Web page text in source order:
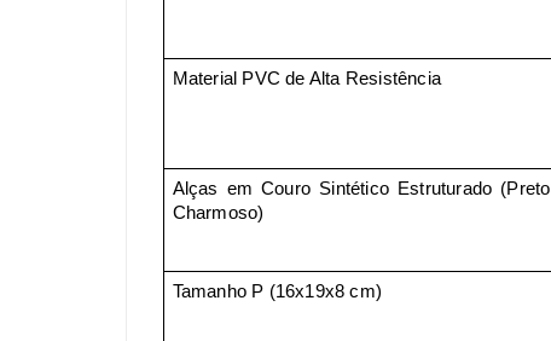
Material PVC de Alta Resistência
Alças em Couro Sintético Estruturado (Preto
Charmoso)
Tamanho P (16x19x8 cm)